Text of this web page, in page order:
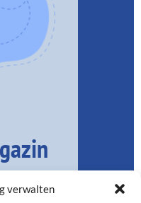
verwalten